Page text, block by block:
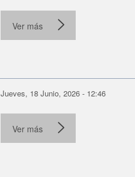
Ver más
Jueves, 18 Junio, 2026 - 12:46
Ver más